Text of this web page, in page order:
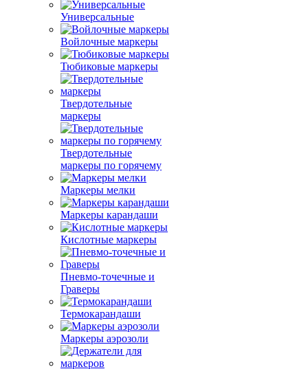
Универсальные
Войлочные маркеры
Тюбиковые маркеры
Твердотельные
маркеры
Твердотельные
маркеры по горячему
Маркеры мелки
Маркеры карандаши
Кислотные маркеры
Пневмо-точечные и
Граверы
Термокарандаши
Маркеры аэрозоли